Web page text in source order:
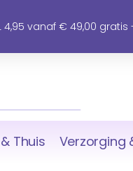
4,95 vanaf € 49,00 gratis
Thuis Verzorging